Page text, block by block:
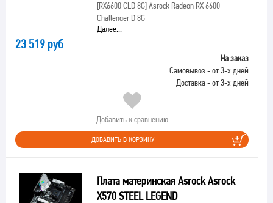
[RX6600 CLD 8G]Asrock Radeon RX 6600
Challenger D 8G
Далее...
23 519 руб
На заказ
Самовывоз - от 3-х дней
Доставка - от 3-х дней
Добавить к сравнению
ДОБАВИТЬ В КОРЗИНУ
Плата материнская Asrock Asrock
X570 STEEL LEGEND